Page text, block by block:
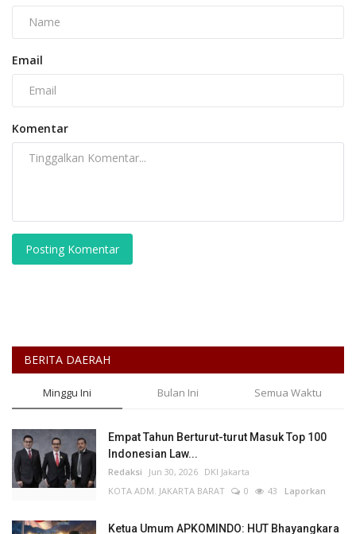
Email
Komentar
Posting Komentar
BERITA DAERAH
Minggu Ini Bulan Ini Semua Waktu
Empat Tahun Berturut-turut Masuk Top 100
Indonesian Law...
Redaksi Jun 30, 2026 DKI Jakarta
KOTA ADM. JAKARTA BARAT
0 43 Laporkan
Ketua Umum APKOMINDO: HUT Bhayangkara